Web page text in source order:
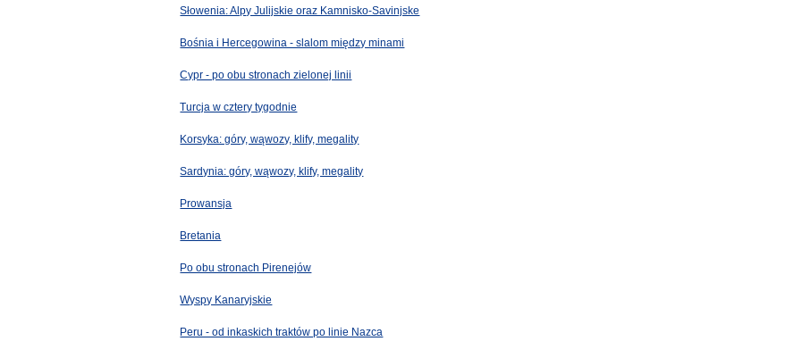
Słowenia: Alpy Julijskie oraz Kamnisko-Savinjske
Bośnia i Hercegowina - slalom między minami
Cypr - po obu stronach zielonej linii
Turcja w cztery tygodnie
Korsyka: góry, wąwozy, klify, megality
Sardynia: góry, wąwozy, klify, megality
Prowansja
Bretania
Po obu stronach Pirenejów
Wyspy Kanaryjskie
Peru - od inkaskich traktów po linie Nazca